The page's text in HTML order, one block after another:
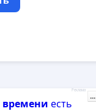
времени есть
Реклама
...